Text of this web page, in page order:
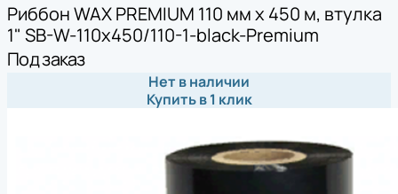
Риббон WAX PREMIUM 110 мм х 450 м, втулка
1" SB-W-110x450/110-1-black-Premium
Под заказ
Нет в наличии
Купить в 1 клик